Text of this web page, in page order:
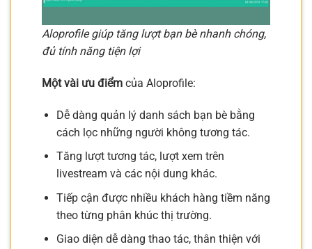
Aloprofile giúp tăng lượt bạn bè nhanh chóng,
đủ tính năng tiện lợi
Một vài ưu điểm của Aloprofile:
Dễ dàng quản lý danh sách bạn bè bằng
cách lọc những người không tương tác.
Tăng lượt tương tác, lượt xem trên
livestream và các nội dung khác.
Tiếp cận được nhiều khách hàng tiềm năng
theo từng phân khúc thị trường.
Giao diện dễ dàng thao tác, thân thiện với